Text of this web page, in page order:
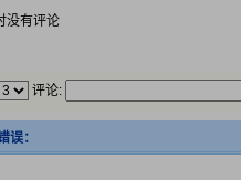
有评论
评论:
误：